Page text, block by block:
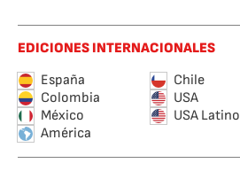
EDICIONES INTERNACIONALES
España
Chile
Colombia
USA
México
USA Latino
América